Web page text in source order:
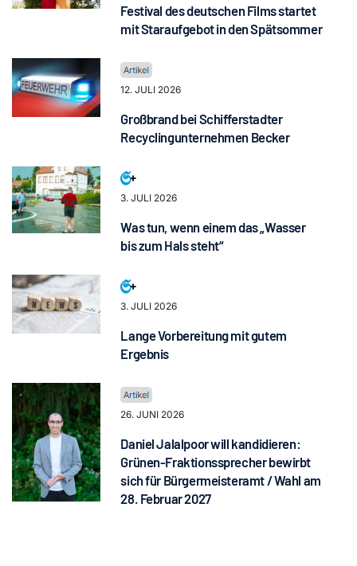
Festival des deutschen Films startet
mit Staraufgebot in den Spätsommer
12. JULI 2026
Großbrand bei Schifferstadter
Recyclingunternehmen Becker
3. JULI 2026
Was tun, wenn einem das „Wasser
bis zum Hals steht“
3. JULI 2026
Lange Vorbereitung mit gutem
Ergebnis
26. JUNI 2026
Daniel Jalalpoor will kandidieren:
Grünen-Fraktionssprecher bewirbt
sich für Bürgermeisteramt / Wahl am
28. Februar 2027